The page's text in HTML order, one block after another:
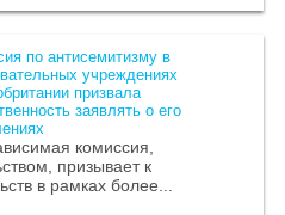
по антисемитизму в
учреждениях
призвала
заявлять о его
комиссия,
призывает к
в рамках более...